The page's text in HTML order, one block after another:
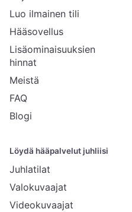
Luo ilmainen tili
Hääsovellus
Lisäominaisuuksien
hinnat
Meistä
FAQ
Blogi
Löydä hääpalvelut juhliisi
Juhlatilat
Valokuvaajat
Videokuvaajat